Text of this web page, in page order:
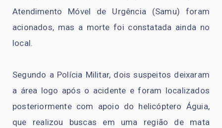
Atendimento Móvel de Urgência (Samu) foram
acionados, mas a morte foi constatada ainda no
local.
Segundo a Polícia Militar, dois suspeitos deixaram
a área logo após o acidente e foram localizados
posteriormente com apoio do helicóptero Águia,
que realizou buscas em uma região de mata